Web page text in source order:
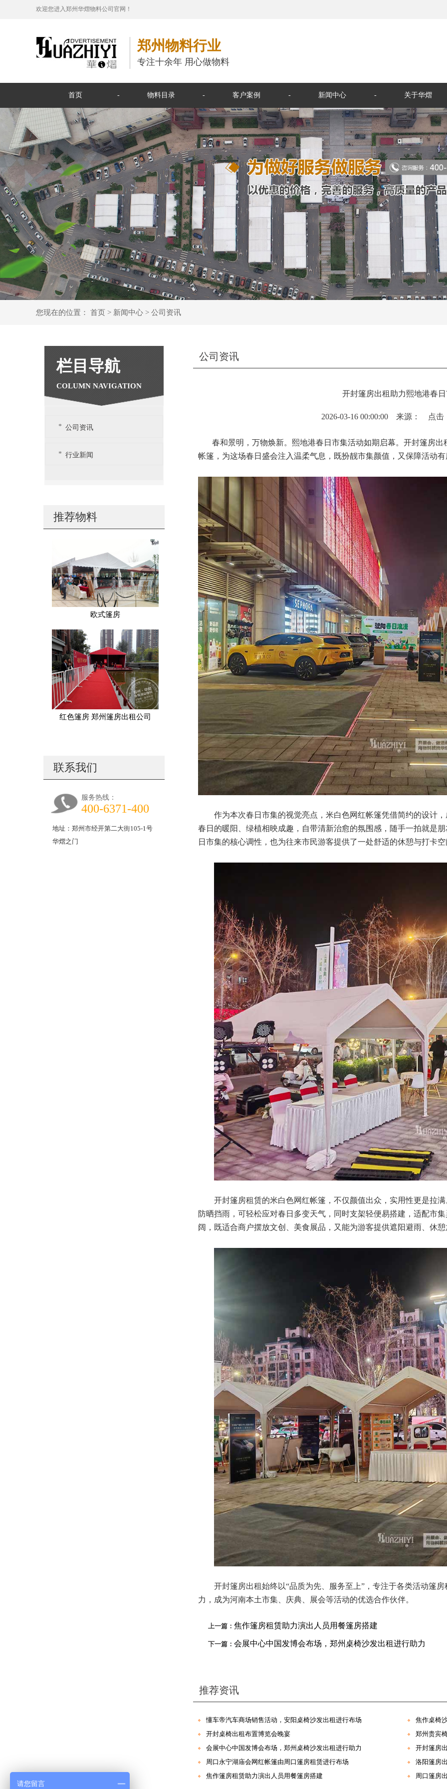
欢迎您进入郑州华熠物料公司官网！
郑州物料行业
专注十余年 用心做物料
首页 物料目录 客户案例 新闻中心 关于华熠
您现在的位置： 首页 > 新闻中心 > 公司资讯
栏目导航
公司资讯
行业新闻
推荐物料
欧式篷房
红色篷房 郑州篷房出租公司
联系我们
服务热线：
400-6371-400
地址：郑州市经开第二大街105-1号
华熠之门
公司资讯
开封篷房出租助力熙地港春
2026-03-16 00:00:00 来源： 点
春和景明，万物焕新。熙地港春日市集活动如期启幕。开封篷房出
帐篷，为这场春日盛会注入温柔气息，既扮靓市集颜值，又保障活动
作为本次春日市集的视觉亮点，米白色网红帐篷凭借简约的设计
春日的暖阳、绿植相映成趣，自带清新治愈的氛围感，随手一拍就是
日市集的核心调性，也为往来市民游客提供了一处舒适的休憩与打卡
开封篷房租赁的米白色网红帐篷，不仅颜值出众，实用性更是拉
防晒挡雨，可轻松应对春日多变天气，同时支架轻便易搭建，适配市
阔，既适合商户摆放文创、美食展品，又能为游客提供遮阳避雨、休
开封篷房出租始终以“品质为先、服务至上”，专注于各类活动篷
力，成为河南本土市集、庆典、展会等活动的优选合作伙伴。
上一篇： 焦作篷房租赁助力演出人员用餐篷房搭建
下一篇： 会展中心中国发博会布场，郑州桌椅沙发出租进行助力
推荐资讯
懂车帝汽车商场销售活动，安阳桌椅沙发出租进行布场
焦作桌椅
开封桌椅出租布置博览会晚宴
郑州贵宾
会展中心中国发博会布场，郑州桌椅沙发出租进行助力
开封篷房
周口永宁湖庙会网红帐篷由周口篷房租赁进行布场
洛阳篷房
焦作篷房租赁助力演出人员用餐篷房搭建
周口篷房
请您留言